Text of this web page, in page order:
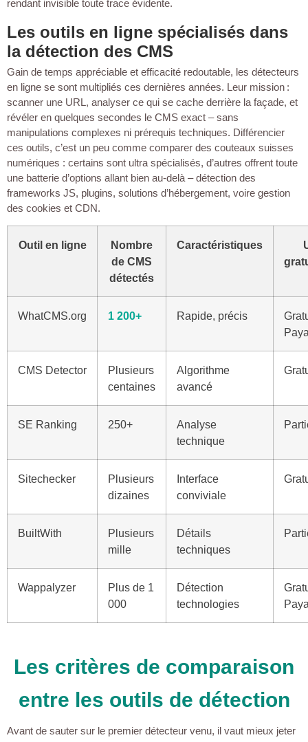
rendant invisible toute trace évidente.
Les outils en ligne spécialisés dans
la détection des CMS
Gain de temps appréciable et efficacité redoutable, les détecteurs
en ligne se sont multipliés ces dernières années. Leur mission :
scanner une URL, analyser ce qui se cache derrière la façade, et
révéler en quelques secondes le CMS exact – sans
manipulations complexes ni prérequis techniques. Différencier
ces outils, c’est un peu comme comparer des couteaux suisses
numériques : certains sont ultra spécialisés, d’autres offrent toute
une batterie d’options allant bien au-delà – détection des
frameworks JS, plugins, solutions d’hébergement, voire gestion
des cookies et CDN.
Outil en ligne
Nombre
de CMS
détectés
Caractéristiques
WhatCMS.org 1 200+ Rapide, précis
CMS Detector
Plusieurs
centaines
Algorithme
avancé
SE Ranking 250+
Analyse
technique
Sitechecker
Plusieurs
dizaines
Interface
conviviale
BuiltWith
Plusieurs
mille
Détails
techniques
Wappalyzer
Plus de 1
000
Détection
technologies
Les critères de comparaison
entre les outils de détection
Avant de sauter sur le premier détecteur venu, il vaut mieux jeter